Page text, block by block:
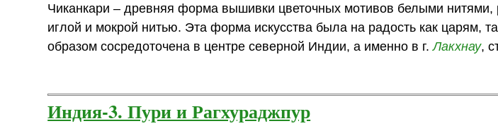
Чиканкари – древняя форма вышивки цветочных мотивов белыми нитями,
иглой и мокрой нитью. Эта форма искусства была на радость как царям,
образом сосредоточена в центре северной Индии, а именно в г.Лакхнау,
Индия-3. Пури и Рагхураджпур